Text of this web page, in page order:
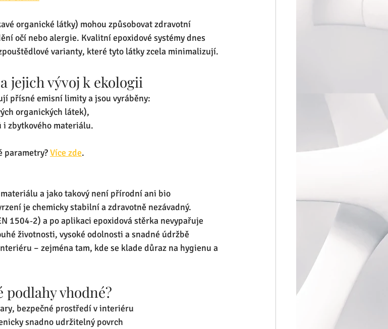
organické látky) mohou způsobovat zdravotní
očí nebo alergie. Kvalitní epoxidové systémy dnes
varianty, které tyto látky zcela minimalizují.
jejich vývoj k ekologii
přísné emisní limity a jsou vyráběny:
organických látek),
i zbytkového materiálu.
parametry? Více zde.
a jako takový není přírodní ani bio
je chemicky stabilní a zdravotně nezávadný.
1504‑2) a po aplikaci epoxidová stěrka nevypařuje
životnosti, vysoké odolnosti a snadné údržbě
– zejména tam, kde se klade důraz na hygienu a
podlahy vhodné?
bezpečné prostředí v interiéru
snadno udržitelný povrch